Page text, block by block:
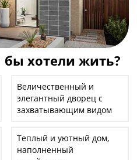
хотели жить?
Величественный и
элегантный дворец с
захватывающим видом
Теплый и уютный дом,
наполненный